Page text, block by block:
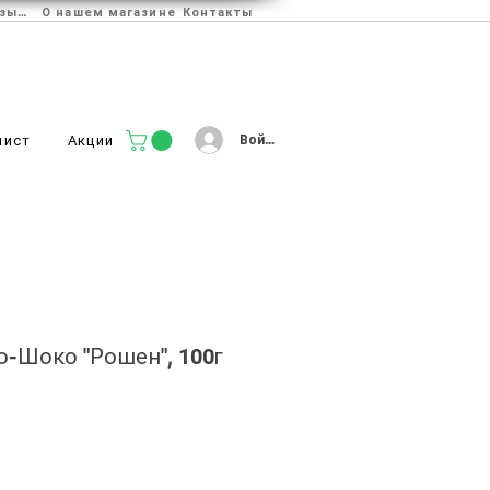
Отзывы О нашем магазине Контакты
Акции Войти
Шоко "Рошен", 100г